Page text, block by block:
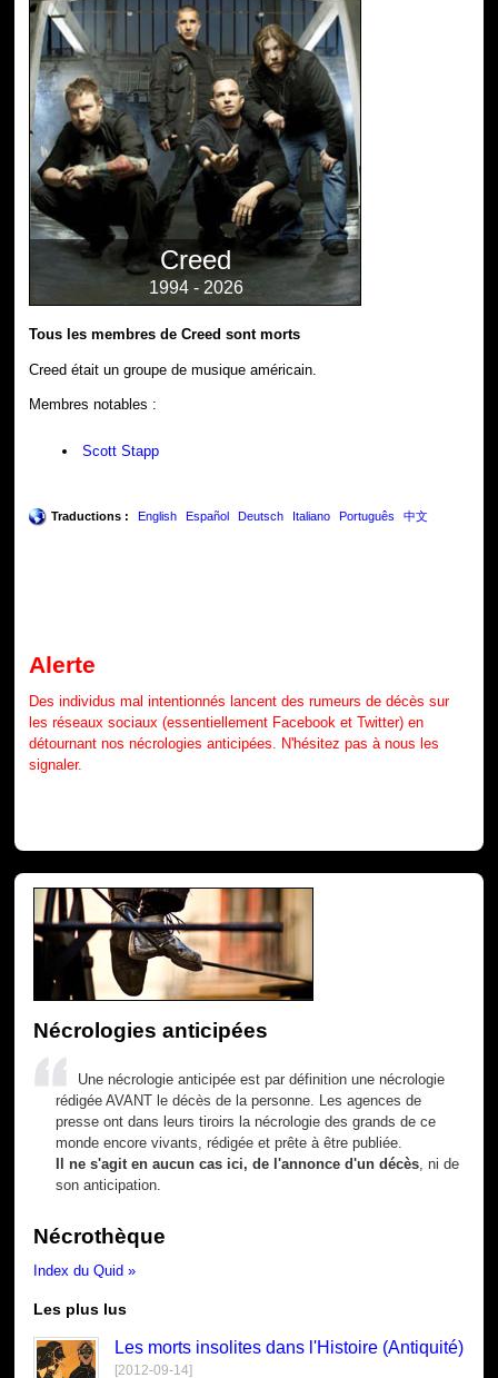
Creed
1994 - 2026
Tous les membres de Creed sont morts
Creed était un groupe de musique américain.
Membres notables :
Scott Stapp
Traductions : English Español Deutsch Italiano Português 中文
Alerte
Des individus mal intentionnés lancent des rumeurs de décès sur
les réseaux sociaux (essentiellement Facebook et Twitter) en
détournant nos nécrologies anticipées. N'hésitez pas à nous les
signaler.
Nécrologies anticipées
Une nécrologie anticipée est par définition une nécrologie
rédigée AVANT le décès de la personne. Les agences de
presse ont dans leurs tiroirs la nécrologie des grands de ce
monde encore vivants, rédigée et prête à être publiée.
Il ne s'agit en aucun cas ici, de l'annonce d'un décès , ni de
son anticipation.
Nécrothèque
Index du Quid »
Les plus lus
Les morts insolites dans l'Histoire (Antiquité)
[2012-09-14]